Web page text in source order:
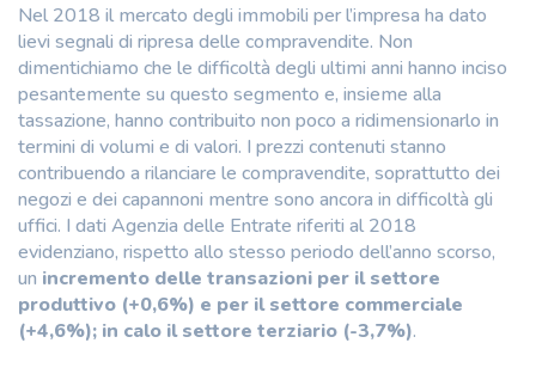
Nel 2018 il mercato degli immobili per l’impresa ha dato
lievi segnali di ripresa delle compravendite. Non
dimentichiamo che le difficoltà degli ultimi anni hanno inciso
pesantemente su questo segmento e, insieme alla
tassazione, hanno contribuito non poco a ridimensionarlo in
termini di volumi e di valori. I prezzi contenuti stanno
contribuendo a rilanciare le compravendite, soprattutto dei
negozi e dei capannoni mentre sono ancora in difficoltà gli
uffici. I dati Agenzia delle Entrate riferiti al 2018
evidenziano, rispetto allo stesso periodo dell’anno scorso,
un incremento delle transazioni per il settore
produttivo (+0,6%) e per il settore commerciale
(+4,6%); in calo il settore terziario (-3,7%).